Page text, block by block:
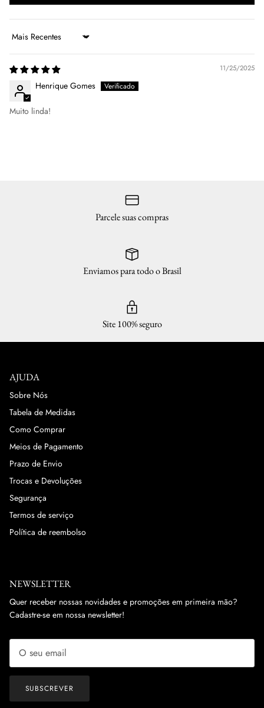
Sort by
11/25/2025
Henrique Gomes
Muito linda!
Parcele suas compras
Enviamos para todo o Brasil
Site 100% seguro
AJUDA
Sobre Nós
Tabela de Medidas
Como Comprar
Meios de Pagamento
Prazo de Envio
Trocas e Devoluções
Segurança
Termos de serviço
Política de reembolso
NEWSLETTER
Quer receber nossas novidades e promoções em primeira mão?
Cadastre-se em nossa newsletter!
SUBSCREVER